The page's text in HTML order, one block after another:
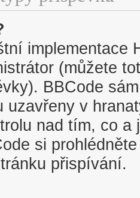
implementace
(můžete
BBCode
uzavřeny v
nad tím, co a
si
přispívání.